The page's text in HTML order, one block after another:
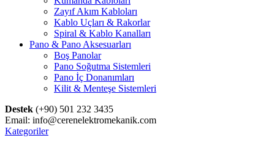
Zayıf Akım Kabloları
Kablo Uçları & Rakorlar
Spiral & Kablo Kanalları
Pano & Pano Aksesuarları
Boş Panolar
Pano Soğutma Sistemleri
Pano İç Donanımları
Kilit & Menteşe Sistemleri
Destek (+90) 501 232 3435
Email: info@cerenelektromekanik.com
Kategoriler